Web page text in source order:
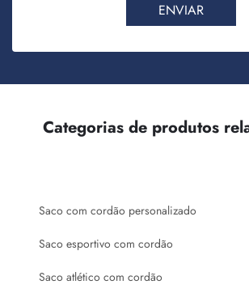
ENVIAR
Categorias de produtos
Saco com cordão personalizado
Saco esportivo com cordão
Saco atlético com cordão